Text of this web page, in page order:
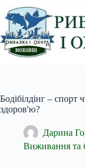
Перейти
до
вмісту
Бодібілдінг –
здоров'ю?
Дарина
Виживання та